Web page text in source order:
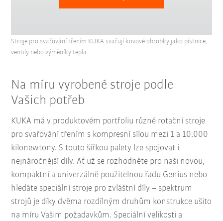
Stroje pro svařování třením KUKA svařují kovové obrobky jako pístnice,
ventily nebo výměníky tepla.
Na míru vyrobené stroje podle
Vašich potřeb
KUKA má v produktovém portfoliu různé rotační stroje
pro svařování třením s kompresní sílou mezi 1 a 10.000
kilonewtony. S touto šířkou palety lze spojovat i
nejnáročnější díly. Ať už se rozhodněte pro naši novou,
kompaktní a univerzálně použitelnou řadu Genius nebo
hledáte speciální stroje pro zvláštní díly – spektrum
strojů je díky dvěma rozdílným druhům konstrukce ušito
na míru Vašim požadavkům. Speciální velikosti a